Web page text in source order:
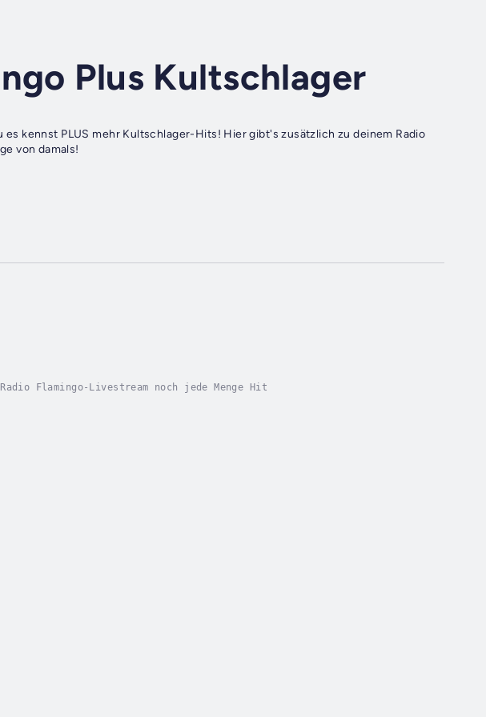
Plus Kultschlager
es kennst PLUS mehr Kultschlager-Hits! Hier gibt's zusätzlich zu deinem Radio
von damals!
Flamingo-Livestream noch jede Menge Hit